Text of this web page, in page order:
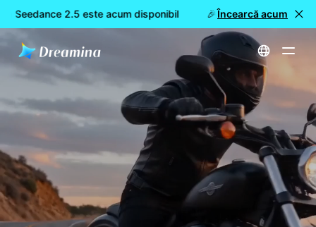
Seedance 2.5 este acum disponibil 🎉 Model nou LIVE:
Încearcă acum
Acasă Creează Generator AI Storyboard gratuit